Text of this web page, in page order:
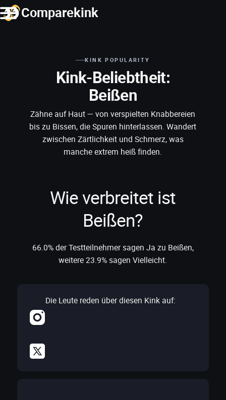
Comparekink
KINK POPULARITY
Kink-Beliebtheit:
Beißen
Zähne auf Haut — von verspielten Knabbereien
bis zu Bissen, die Spuren hinterlassen. Wandert
zwischen Zärtlichkeit und Schmerz, was
manche extrem heiß finden.
Wie verbreitet ist
Beißen?
66.0% der Testteilnehmer sagen Ja zu Beißen,
weitere 23.9% sagen Vielleicht.
Die Leute reden über diesen Kink auf: